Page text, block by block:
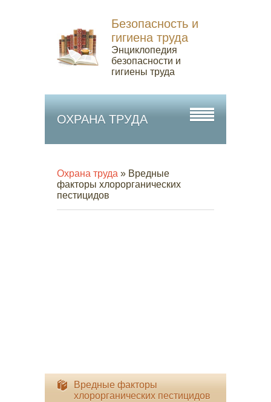
Безопасность и
гигиена труда
Энциклопедия
безопасности и
гигиены труда
ОХРАНА ТРУДА
Охрана труда » Вредные
факторы хлорорганических
пестицидов
Вредные факторы
хлорорганических пестицидов